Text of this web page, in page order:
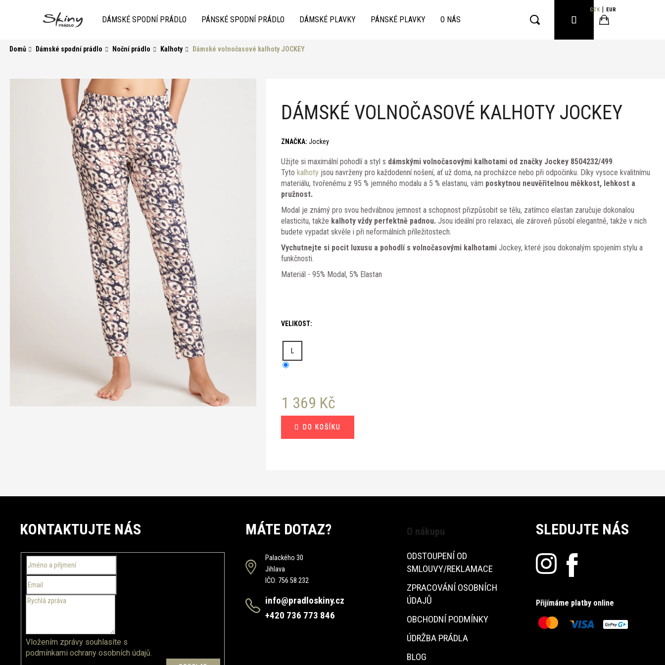
DÁMSKÉ SPODNÍ PRÁDLO PÁNSKÉ SPODNÍ PRÁDLO DÁMSKÉ PLAVKY PÁNSKÉ PLAVKY O NÁS
CZK EUR
PŘIHLÁŠENÍ
Domů Dámské spodní prádlo Noční prádlo Kalhoty Dámské volnočasové kalhoty JOCKEY
DÁMSKÉ VOLNOČASOVÉ KALHOTY JOCKEY
VELIKOST:
L
1 369 Kč
cena:
DO KOŠÍKU
ZNAČKA: Jockey
Užijte si maximální pohodlí a styl s dámskými volnočasovými kalhotami od značky Jockey 8504232/499.
Tyto kalhoty jsou navrženy pro každodenní nošení, ať už doma, na procházce nebo při odpočinku. Díky vysoce kvalitnímu
materiálu, tvořenému z 95 % jemného modalu a 5 % elastanu, vám poskytnou neuvěřitelnou měkkost, lehkost a
pružnost.
Modal je známý pro svou hedvábnou jemnost a schopnost přizpůsobit se tělu, zatímco elastan zaručuje dokonalou
elasticitu, takže kalhoty vždy perfektně padnou. Jsou ideální pro relaxaci, ale zároveň působí elegantně, takže v nich
budete vypadat skvěle i při neformálních příležitostech.
Vychutnejte si pocit luxusu a pohodlí s volnočasovými kalhotami Jockey, které jsou dokonalým spojením stylu a
funkčnosti.
Materiál - 95% Modal, 5% Elastan
Zpět
obchodu
Zpětdo
Doporučujeme
KONTAKTUJTE NÁS
Vložením zprávy souhlasíte s
podmínkami ochrany osobních údajů.
MÁTE DOTAZ?
Palackého 30
Jihlava
IČO: 756 58 232
info@pradloskiny.cz
+420 736 773 846
O nákupu
ODSTOUPENÍ OD
SMLOUVY/REKLAMACE
ZPRACOVÁNÍ OSOBNÍCH
ÚDAJŮ
OBCHODNÍ PODMÍNKY
ÚDRŽBA PRÁDLA
BLOG
SLEDUJTE NÁS
Přijímáme platby online